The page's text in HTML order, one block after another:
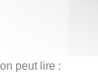
peut lire :